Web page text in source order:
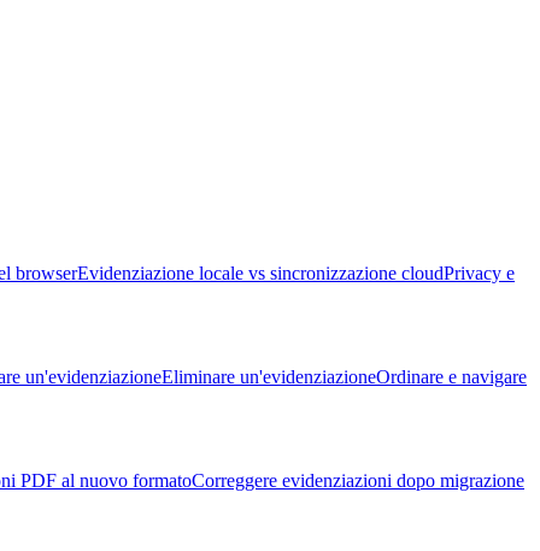
browserEvidenziazione locale vs sincronizzazione cloudPrivacy e
un'evidenziazioneEliminare un'evidenziazioneOrdinare e navigare
PDF al nuovo formatoCorreggere evidenziazioni dopo migrazione